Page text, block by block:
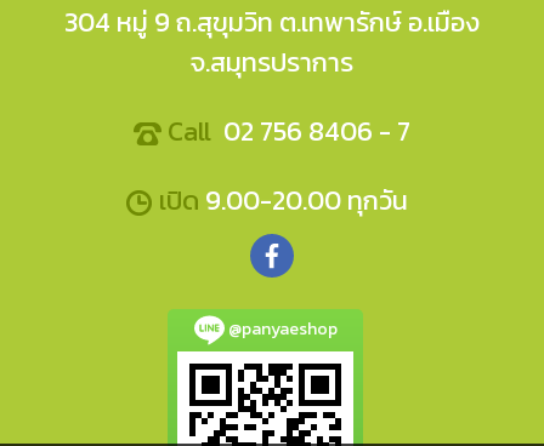
304 หมู่ 9 ถ.สุขุมวิท ต.เทพารักษ์ อ.เมือง
จ.สมุทรปราการ
Call 02 756 8406 - 7
เปิด 9.00-20.00 ทุกวัน
@panyaeshop